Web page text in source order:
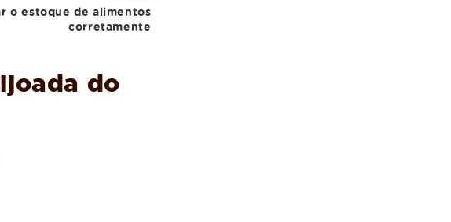
o estoque de alimentos
corretamente
do